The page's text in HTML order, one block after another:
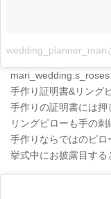
mari_wedding.s_roses
手作り証明書&リング
手作りの証明書には押
リングピローも手の
手作りならではのピロ
挙式中にお披露目す